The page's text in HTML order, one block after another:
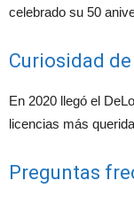
celebrado su 50
Curiosidad de
En 2020 llegó el
licencias más
Preguntas